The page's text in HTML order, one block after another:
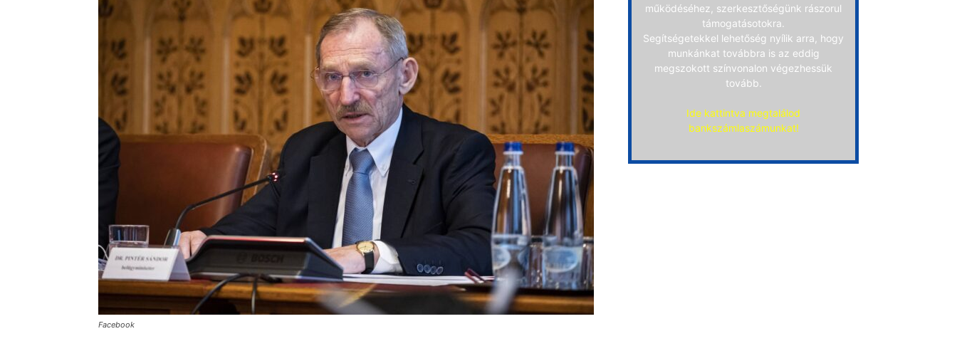
Facebook
működéséhez, szerkesztőségünk rászorul
támogatásotokra.
Segítségetekkel lehetőség nyílik arra, hogy
munkánkat továbbra is az eddig
megszokott színvonalon végezhessük
tovább.
Ide kattintva megtalálod
bankszámlaszámunkat!